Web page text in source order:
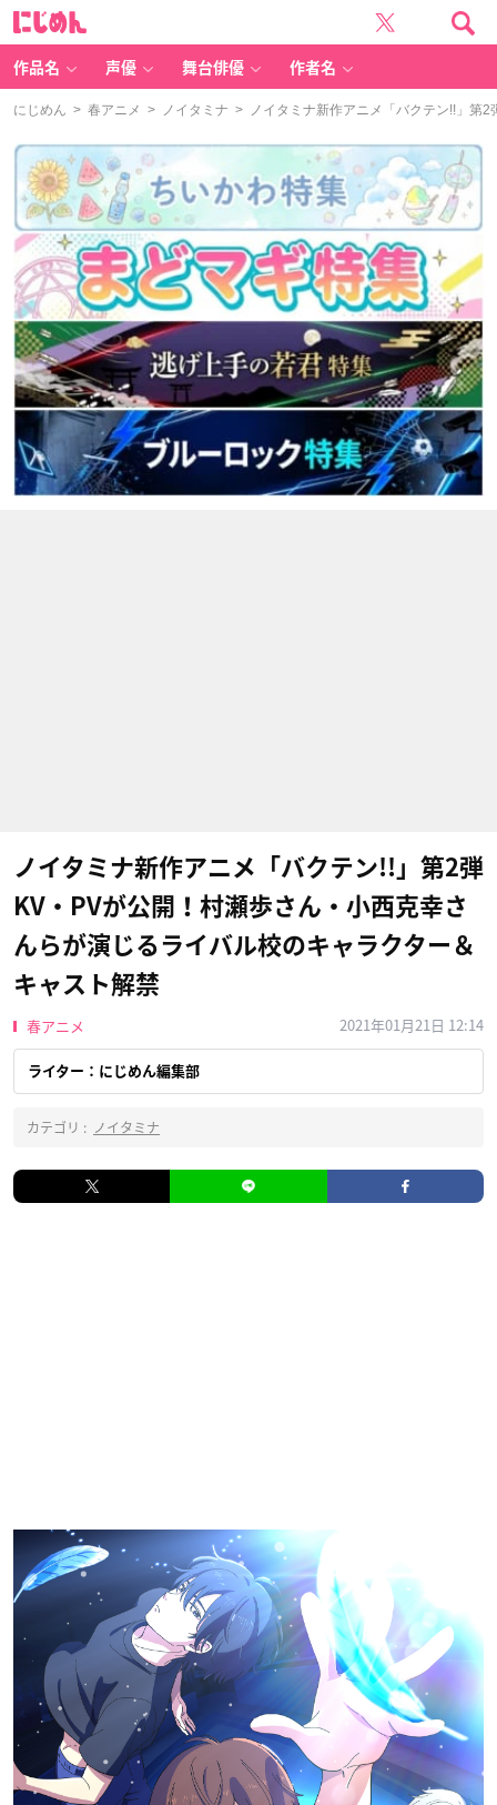
作品名 声優 舞台俳優 作者名
にじめん > 春アニメ > ノイタミナ > ノイタミナ新作アニメ「バクテン!!」第2
ノイタミナ新作アニメ「バクテン!!」第2弾
KV・PVが公開！村瀬歩さん・小西克幸さ
んらが演じるライバル校のキャラクター＆
キャスト解禁
春アニメ 2021年01月21日 12:14
ライター：にじめん編集部
カテゴリ : ノイタミナ